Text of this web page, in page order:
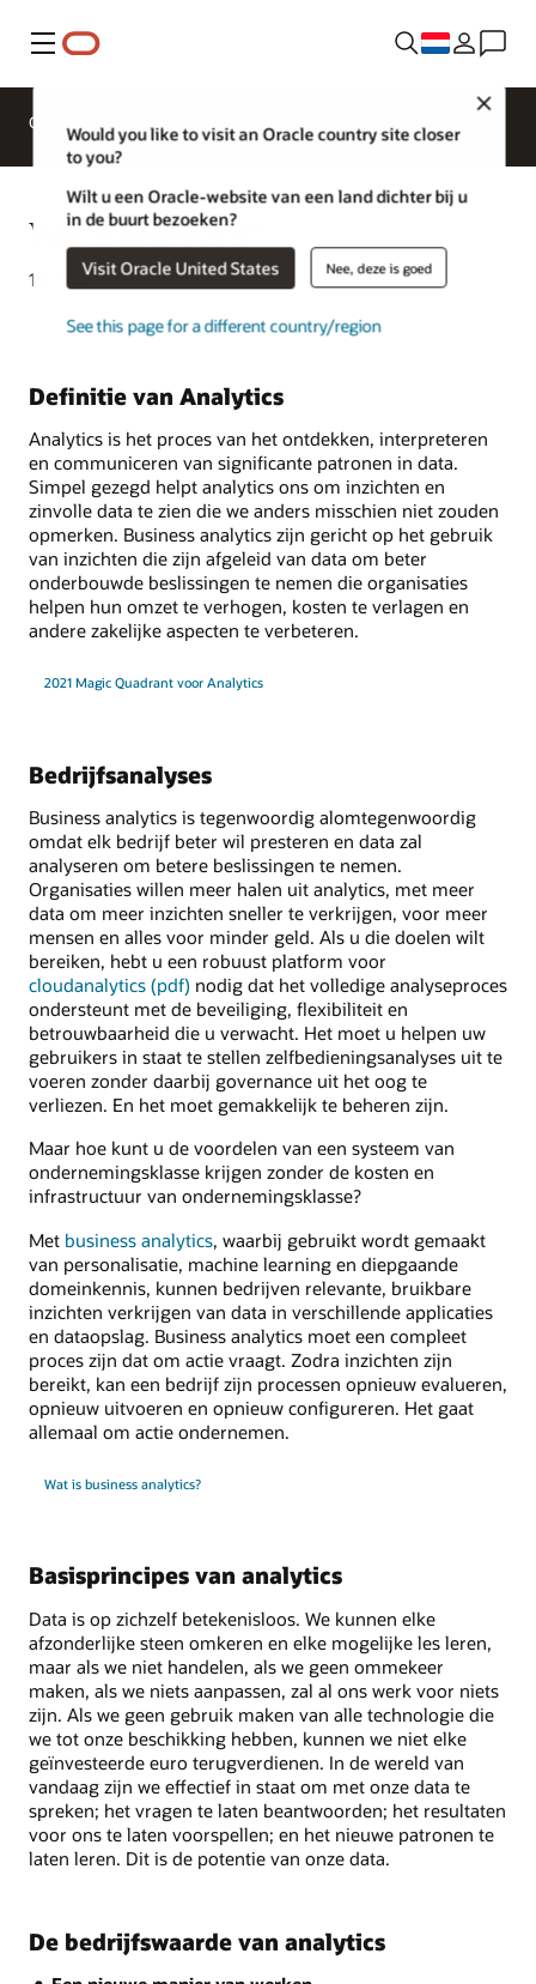
Menu
Would you like to visit an Oracle country site closer
to you?
Wilt u een Oracle-website van een land dichter bij u
in de buurt bezoeken?
Visit Oracle United States Nee, deze is goed
See this page for a different country/region
Overzicht
Wat is analytics?
16 maart 2021
Definitie van Analytics
Analytics is het proces van het ontdekken, interpreteren
en communiceren van significante patronen in data.
Simpel gezegd helpt analytics ons om inzichten en
zinvolle data te zien die we anders misschien niet zouden
opmerken. Business analytics zijn gericht op het gebruik
van inzichten die zijn afgeleid van data om beter
onderbouwde beslissingen te nemen die organisaties
helpen hun omzet te verhogen, kosten te verlagen en
andere zakelijke aspecten te verbeteren.
2021 Magic Quadrant voor Analytics
Bedrijfsanalyses
Business analytics is tegenwoordig alomtegenwoordig
omdat elk bedrijf beter wil presteren en data zal
analyseren om betere beslissingen te nemen.
Organisaties willen meer halen uit analytics, met meer
data om meer inzichten sneller te verkrijgen, voor meer
mensen en alles voor minder geld. Als u die doelen wilt
bereiken, hebt u een robuust platform voor
cloudanalytics (pdf) nodig dat het volledige analyseproces
ondersteunt met de beveiliging, flexibiliteit en
betrouwbaarheid die u verwacht. Het moet u helpen uw
gebruikers in staat te stellen zelfbedieningsanalyses uit te
voeren zonder daarbij governance uit het oog te
verliezen. En het moet gemakkelijk te beheren zijn.
Maar hoe kunt u de voordelen van een systeem van
ondernemingsklasse krijgen zonder de kosten en
infrastructuur van ondernemingsklasse?
Met business analytics, waarbij gebruikt wordt gemaakt
van personalisatie, machine learning en diepgaande
domeinkennis, kunnen bedrijven relevante, bruikbare
inzichten verkrijgen van data in verschillende applicaties
en dataopslag. Business analytics moet een compleet
proces zijn dat om actie vraagt. Zodra inzichten zijn
bereikt, kan een bedrijf zijn processen opnieuw evalueren,
opnieuw uitvoeren en opnieuw configureren. Het gaat
allemaal om actie ondernemen.
Wat is business analytics?
Basisprincipes van analytics
Data is op zichzelf betekenisloos. We kunnen elke
afzonderlijke steen omkeren en elke mogelijke les leren,
maar als we niet handelen, als we geen ommekeer
maken, als we niets aanpassen, zal al ons werk voor niets
zijn. Als we geen gebruik maken van alle technologie die
we tot onze beschikking hebben, kunnen we niet elke
geïnvesteerde euro terugverdienen. In de wereld van
vandaag zijn we effectief in staat om met onze data te
spreken; het vragen te laten beantwoorden; het resultaten
voor ons te laten voorspellen; en het nieuwe patronen te
laten leren. Dit is de potentie van onze data.
De bedrijfswaarde van analytics